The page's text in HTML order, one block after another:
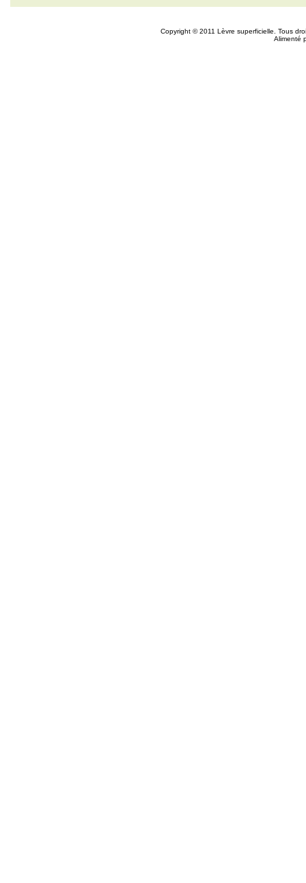
Copyright © 2011 Lèvre superficielle. Tous
Alimenté